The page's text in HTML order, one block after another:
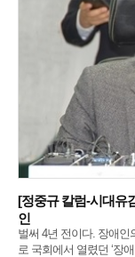
[정중규 칼럼-시대유
인
벌써 4년 전이다. 장애
로 국회에서 열렸던 ‘장